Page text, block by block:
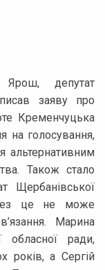
Ярош, депутат
заяву про
Кременчуцька
на голосування,
альтернативним
Також стало
Щербанівської
це не може
Марина
обласної ради,
років, а Сергій